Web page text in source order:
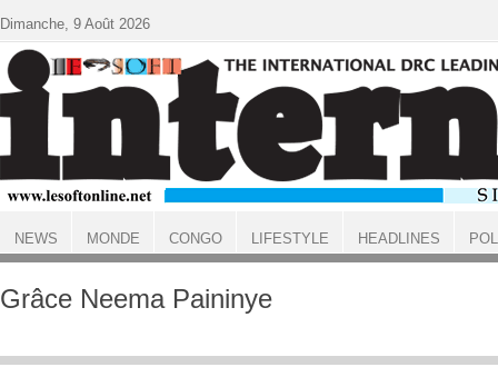
ACCUEIL
Grâce Neema Paininye
Dimanche, 9 Août 2026
NEWS MONDE CONGO LIFESTYLE HEADLINES